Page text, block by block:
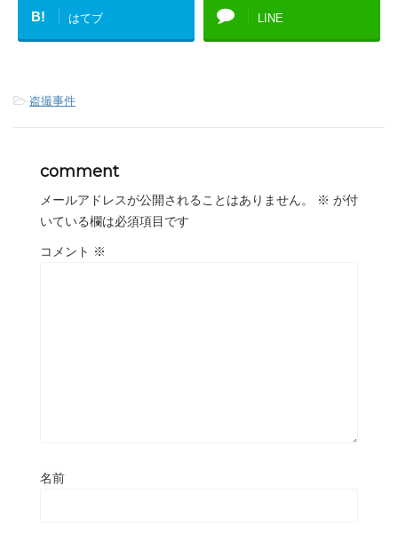
B! はてブ LINE
-盗撮事件
comment
メールアドレスが公開されることはありません。 ※ が付
いている欄は必須項目です
コメント ※
名前